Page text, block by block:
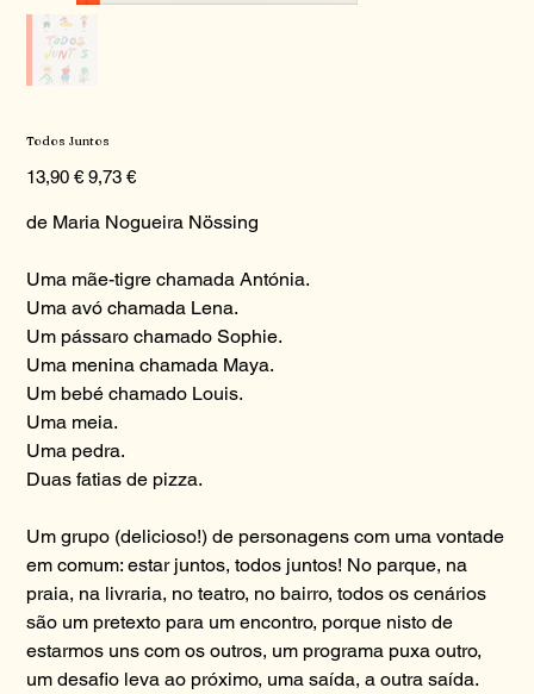
Todos Juntos
Preço
original
13,90 € Preço
promocional
9,73 €
de Maria Nogueira Nössing
Uma mãe-tigre chamada Antónia.
Uma avó chamada Lena.
Um pássaro chamado Sophie.
Uma menina chamada Maya.
Um bebé chamado Louis.
Uma meia.
Uma pedra.
Duas fatias de pizza.
Um grupo (delicioso!) de personagens com uma vontade
em comum: estar juntos, todos juntos! No parque, na
praia, na livraria, no teatro, no bairro, todos os cenários
são um pretexto para um encontro, porque nisto de
estarmos uns com os outros, um programa puxa outro,
um desafio leva ao próximo, uma saída, a outra saída.